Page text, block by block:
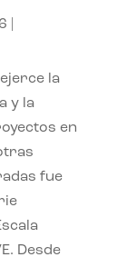
la
y la
en
fue
Desde